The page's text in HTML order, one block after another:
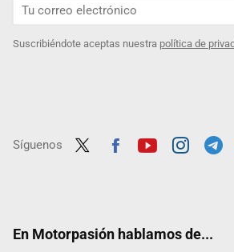
Suscribiéndote aceptas nuestra política de
Síguenos
En Motorpasión hablamos de...